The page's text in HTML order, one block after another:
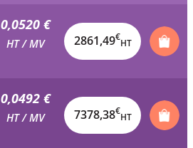
0,0520 €
HT / MV 2861,49€
HT
0,0492 €
HT / MV 7378,38€
HT